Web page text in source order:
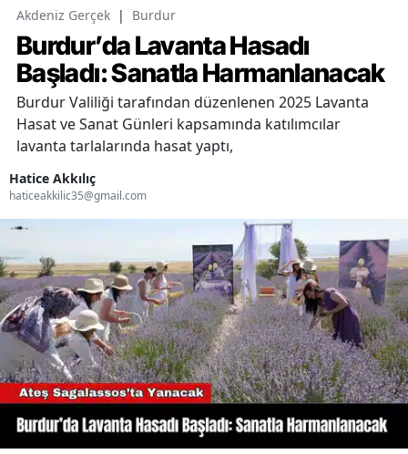
Akdeniz Gerçek | Burdur
Burdur’da Lavanta Hasadı
Başladı: Sanatla Harmanlanacak
Burdur Valiliği tarafından düzenlenen 2025 Lavanta
Hasat ve Sanat Günleri kapsamında katılımcılar
lavanta tarlalarında hasat yaptı,
Hatice Akkılıç
haticeakkilic35@gmail.com